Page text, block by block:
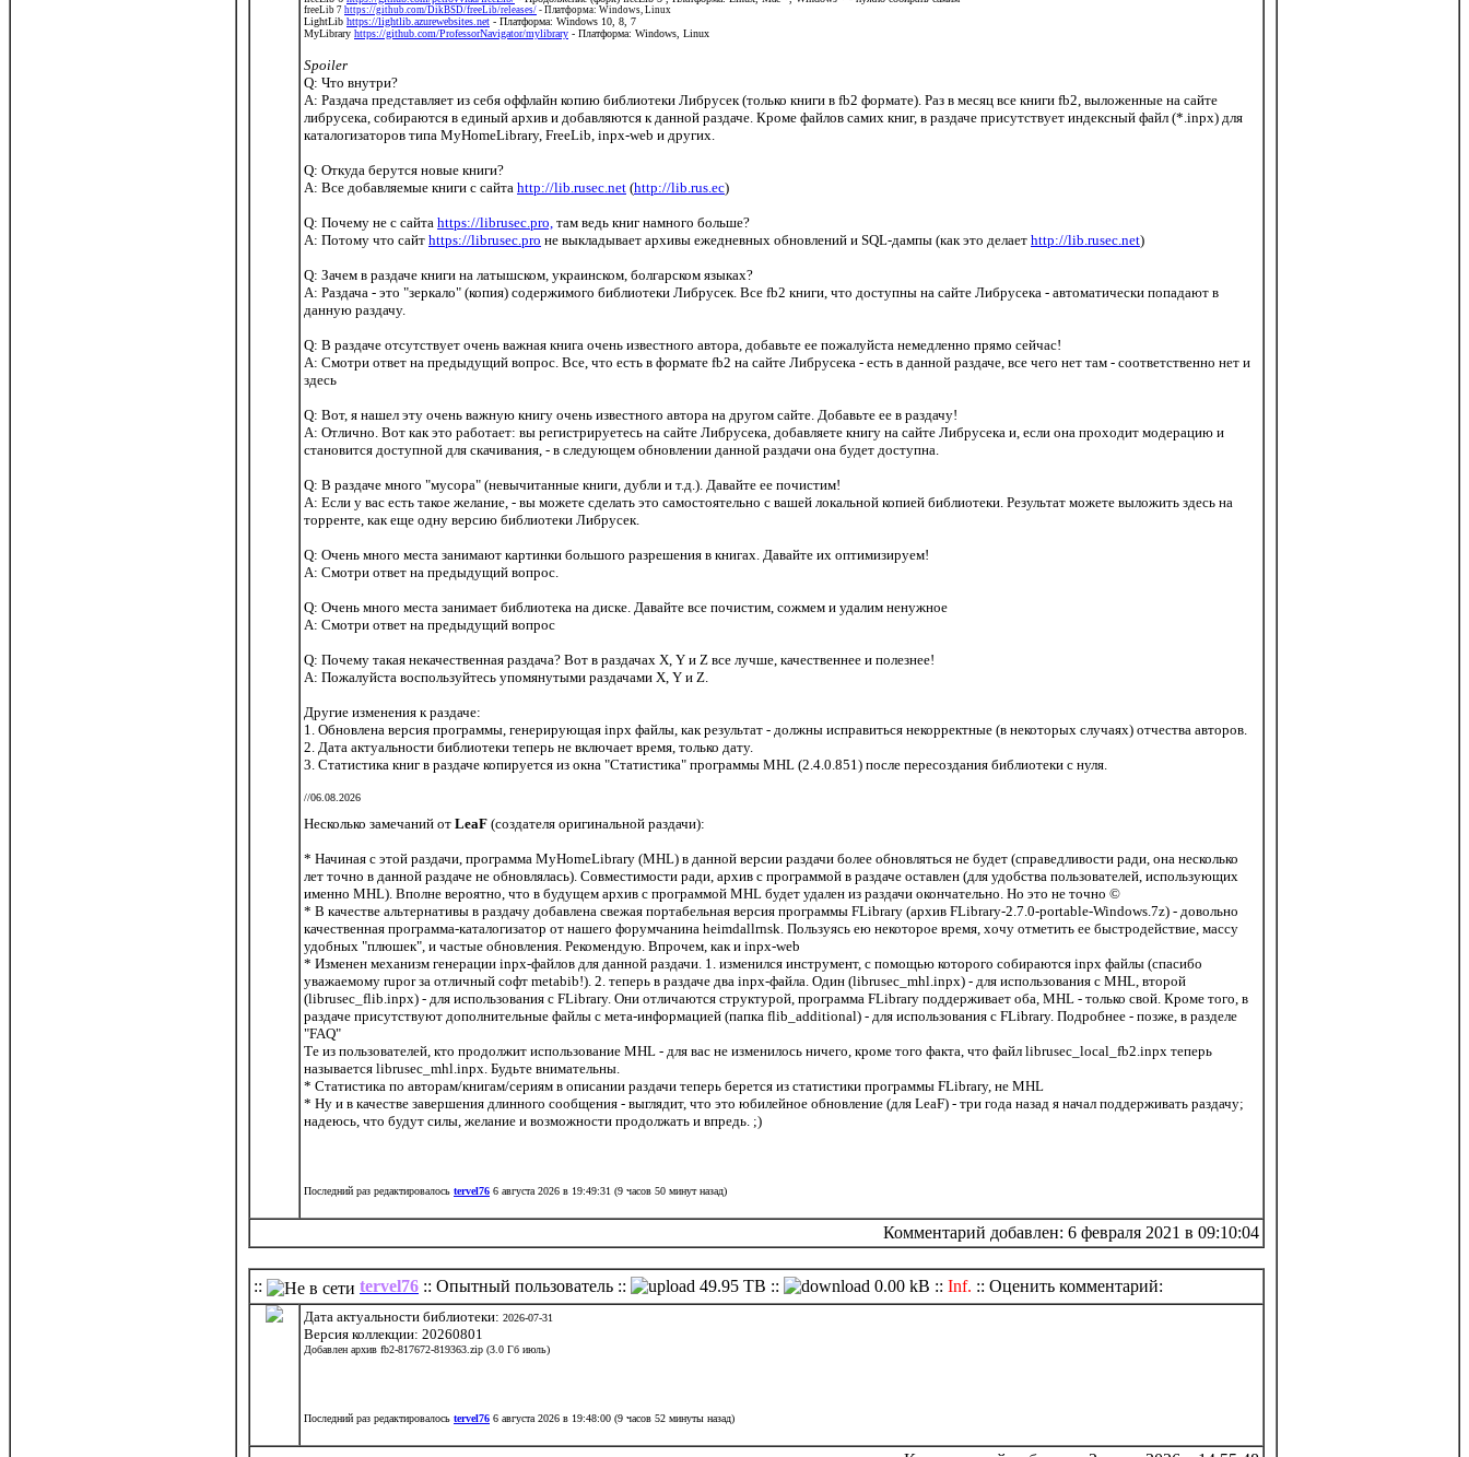
freeLib 7 https://github.com/DikBSD/freeLib/releases/ - Платформа: Windows, Linux
LightLib https://lightlib.azurewebsites.net - Платформа: Windows 10, 8, 7
MyLibrary https://github.com/ProfessorNavigator/mylibrary - Платформа: Windows, Linux
Spoiler
Q: Что внутри?
A: Раздача представляет из себя оффлайн копию библиотеки Либрусек (только книги в fb2 формате). Раз в месяц все книги fb2, выложенные на сайте
либрусека, собираются в единый архив и добавляются к данной раздаче. Кроме файлов самих книг, в раздаче присутствует индексный файл (*.inpx) для
каталогизаторов типа MyHomeLibrary, FreeLib, inpx-web и других.
Q: Откуда берутся новые книги?
A: Все добавляемые книги с сайта http://lib.rusec.net (http://lib.rus.ec)
Q: Почему не с сайта https://librusec.pro, там ведь книг намного больше?
A: Потому что сайт https://librusec.pro не выкладывает архивы ежедневных обновлений и SQL-дампы (как это делает http://lib.rusec.net)
Q: Зачем в раздаче книги на латышском, украинском, болгарском языках?
A: Раздача - это "зеркало" (копия) содержимого библиотеки Либрусек. Все fb2 книги, что доступны на сайте Либрусека - автоматически попадают в
данную раздачу.
Q: В раздаче отсутствует очень важная книга очень известного автора, добавьте ее пожалуйста немедленно прямо сейчас!
A: Смотри ответ на предыдущий вопрос. Все, что есть в формате fb2 на сайте Либрусека - есть в данной раздаче, все чего нет там - соответственно нет и
здесь
Q: Вот, я нашел эту очень важную книгу очень известного автора на другом сайте. Добавьте ее в раздачу!
A: Отлично. Вот как это работает: вы регистрируетесь на сайте Либрусека, добавляете книгу на сайте Либрусека и, если она проходит модерацию и
становится доступной для скачивания, - в следующем обновлении данной раздачи она будет доступна.
Q: В раздаче много "мусора" (невычитанные книги, дубли и т.д.). Давайте ее почистим!
A: Если у вас есть такое желание, - вы можете сделать это самостоятельно с вашей локальной копией библиотеки. Результат можете выложить здесь на
торренте, как еще одну версию библиотеки Либрусек.
Q: Очень много места занимают картинки большого разрешения в книгах. Давайте их оптимизируем!
A: Смотри ответ на предыдущий вопрос.
Q: Очень много места занимает библиотека на диске. Давайте все почистим, сожмем и удалим ненужное
A: Смотри ответ на предыдущий вопрос
Q: Почему такая некачественная раздача? Вот в раздачах X, Y и Z все лучше, качественнее и полезнее!
A: Пожалуйста воспользуйтесь упомянутыми раздачами X, Y и Z.
Другие изменения к раздаче:
1. Обновлена версия программы, генерирующая inpx файлы, как результат - должны исправиться некорректные (в некоторых случаях) отчества авторов.
2. Дата актуальности библиотеки теперь не включает время, только дату.
3. Статистика книг в раздаче копируется из окна "Статистика" программы MHL (2.4.0.851) после пересоздания библиотеки с нуля.
//06.08.2026
Несколько замечаний от LeaF (создателя оригинальной раздачи):
* Начиная с этой раздачи, программа MyHomeLibrary (MHL) в данной версии раздачи более обновляться не будет (справедливости ради, она несколько
лет точно в данной раздаче не обновлялась). Совместимости ради, архив с программой в раздаче оставлен (для удобства пользователей, использующих
именно MHL). Вполне вероятно, что в будущем архив с программой MHL будет удален из раздачи окончательно. Но это не точно ©
* В качестве альтернативы в раздачу добавлена свежая портабельная версия программы FLibrary (архив FLibrary-2.7.0-portable-Windows.7z) - довольно
качественная программа-каталогизатор от нашего форумчанина heimdallrnsk. Пользуясь ею некоторое время, хочу отметить ее быстродействие, массу
удобных "плюшек", и частые обновления. Рекомендую. Впрочем, как и inpx-web
* Изменен механизм генерации inpx-файлов для данной раздачи. 1. изменился инструмент, с помощью которого собираются inpx файлы (спасибо
уважаемому rupor за отличный софт metabib!). 2. теперь в раздаче два inpx-файла. Один (librusec_mhl.inpx) - для использования с MHL, второй
(librusec_flib.inpx) - для использования с FLibrary. Они отличаются структурой, программа FLibrary поддерживает оба, MHL - только свой. Кроме того, в
раздаче присутствуют дополнительные файлы с мета-информацией (папка flib_additional) - для использования с FLibrary. Подробнее - позже, в разделе
"FAQ"
Те из пользователей, кто продолжит использование MHL - для вас не изменилось ничего, кроме того факта, что файл librusec_local_fb2.inpx теперь
называется librusec_mhl.inpx. Будьте внимательны.
* Статистика по авторам/книгам/сериям в описании раздачи теперь берется из статистики программы FLibrary, не MHL
* Ну и в качестве завершения длинного сообщения - выглядит, что это юбилейное обновление (для LeaF) - три года назад я начал поддерживать раздачу;
надеюсь, что будут силы, желание и возможности продолжать и впредь. ;)
Последний раз редактировалось tervel76 6 августа 2026 в 19:49:31 (9 часов 50 минут назад)
Комментарий добавлен: 6 февраля 2021 в 09:10:04
:: tervel76 :: Опытный пользователь :: 49.95 TB :: 0.00 kB :: Inf. :: Оценить комментарий:
Дата актуальности библиотеки: 2026-07-31
Версия коллекции: 20260801
Добавлен архив fb2-817672-819363.zip (3.0 Гб июль)
Последний раз редактировалось tervel76 6 августа 2026 в 19:48:00 (9 часов 52 минуты назад)